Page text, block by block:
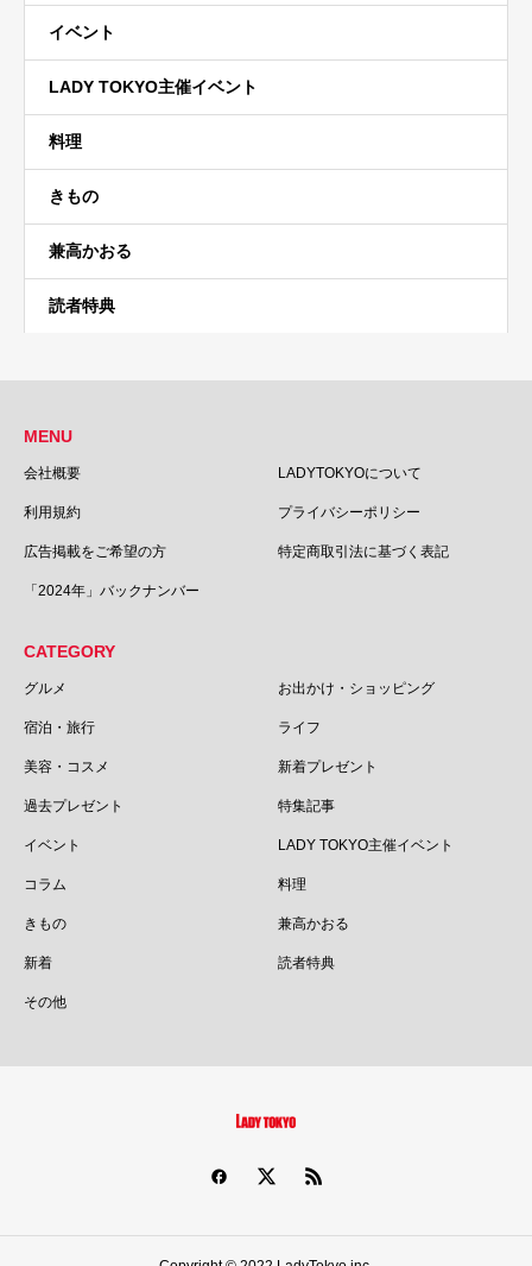
イベント
LADY TOKYO主催イベント
料理
きもの
兼高かおる
読者特典
MENU
会社概要 LADYTOKYOについて
利用規約 プライバシーポリシー
広告掲載をご希望の方 特定商取引法に基づく表記
「2024年」バックナンバー
CATEGORY
グルメ お出かけ・ショッピング
宿泊・旅行 ライフ
美容・コスメ 新着プレゼント
過去プレゼント 特集記事
イベント LADY TOKYO主催イベント
コラム 料理
きもの 兼高かおる
新着 読者特典
その他